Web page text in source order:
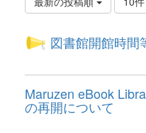
図書館開館時間
Maruzen eBook
の再開について